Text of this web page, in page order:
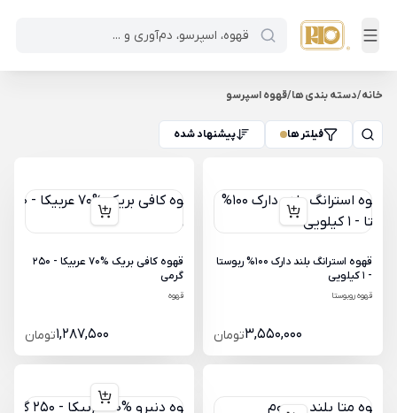
خانه/دسته بندی ها/قهوه اسپرسو
فیلتر ها پیشنهاد شده
قهوه استرانگ بلند دارک 100% ربوستا
- 1 کیلویی
قهوه روبوستا
3,550,000تومان
قهوه کافی بریک %70 عربیکا - 250
گرمی
قهوه
1,287,500تومان